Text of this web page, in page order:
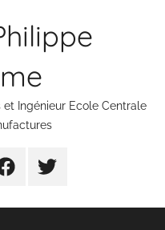
Ingénieur Ecole Centrale
Twitter